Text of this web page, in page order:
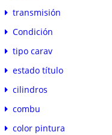
transmisión
Condición
tipo carav
estado título
cilindros
combu
color pintura